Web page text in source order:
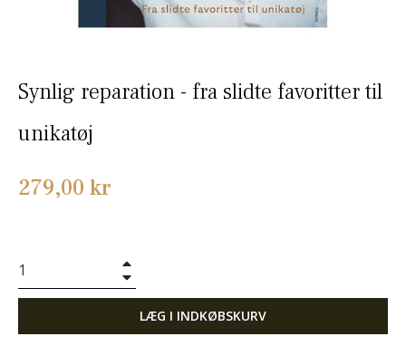
Synlig reparation - fra slidte favoritter til
unikatøj
Normalpris
279,00 kr
LÆG I INDKØBSKURV